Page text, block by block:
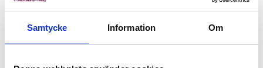
Samtycke Information Om